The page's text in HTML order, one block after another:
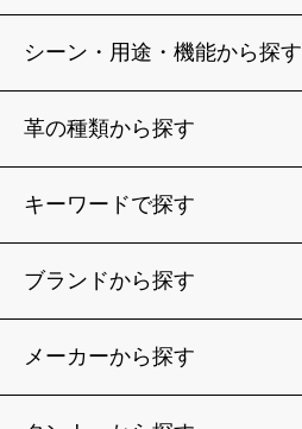
シーン・用途・機能から探す
革の種類から探す
キーワードで探す
ブランドから探す
メーカーから探す